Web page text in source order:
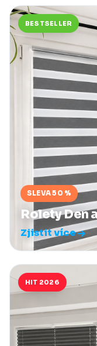
BESTSELLER
SLEVA 50 %
Rolety Den
Zjistit více
HIT 2026